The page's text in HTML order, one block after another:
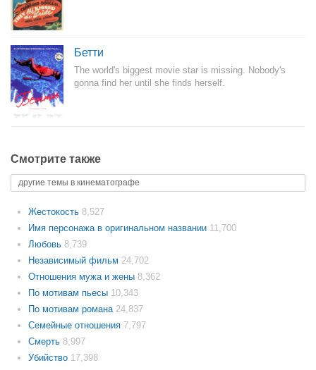
Бетти
The world's biggest movie star is missing. Nobody's
gonna find her until she finds herself.
Смотрите также
другие темы в кинематографе
Жестокость 8,527
Имя персонажа в оригинальном названии 11,700
Любовь 8,739
Независимый фильм 24,702
Отношения мужа и жены 8,362
По мотивам пьесы 10,343
По мотивам романа 24,837
Семейные отношения 7,797
Смерть 8,997
Убийство 17,398